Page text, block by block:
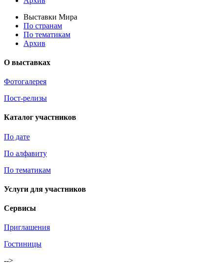
Выставки Мира
По странам
По тематикам
Архив
О выставках
Фотогалерея
Пост-релизы
Каталог участников
По дате
По алфавиту
По тематикам
Услуги для участников
Сервисы
Приглашения
Гостиницы
-->